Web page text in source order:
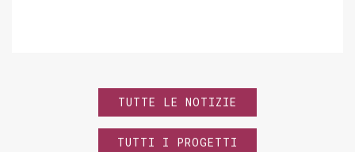
TUTTE LE NOTIZIE
TUTTI I PROGETTI